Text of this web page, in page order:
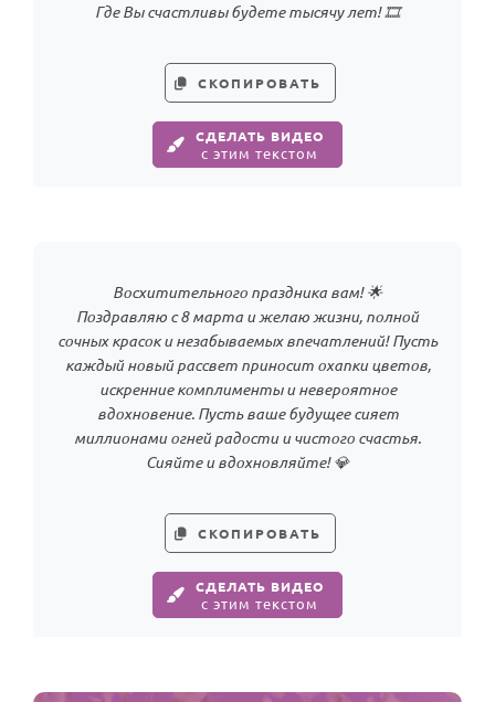
Где Вы счастливы будете тысячу лет! 🎞️
СКОПИРОВАТЬ
СДЕЛАТЬ ВИДЕО
с этим текстом
Восхитительного праздника вам! 🌟
Поздравляю с 8 марта и желаю жизни, полной
сочных красок и незабываемых впечатлений! Пусть
каждый новый рассвет приносит охапки цветов,
искренние комплименты и невероятное
вдохновение. Пусть ваше будущее сияет
миллионами огней радости и чистого счастья.
Сияйте и вдохновляйте! 💎
СКОПИРОВАТЬ
СДЕЛАТЬ ВИДЕО
с этим текстом